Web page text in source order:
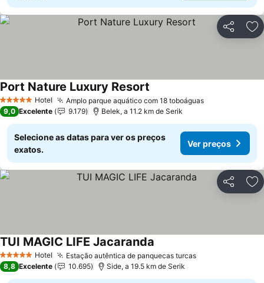
Partilhar
5 Estrelas Hotel Amplo parque aquático com 18 toboáguasVer preços
Port Nature Luxury Resort
9,0 Excelente 9.179 Belek, a 11.2 km de Serik
Selecione as datas para ver os preços
exatos.
Ver preços
Partilhar
5 Estrelas Hotel Estação autêntica de panquecas turcasVer preços
TUI MAGIC LIFE Jacaranda
8,8 Excelente 10.695 Side, a 19.5 km de Serik